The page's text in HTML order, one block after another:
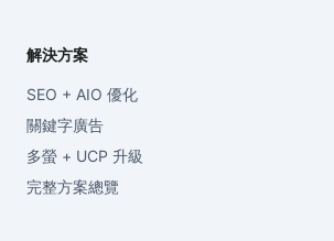
解決方案
SEO + AIO 優化
關鍵字廣告
多螢 + UCP 升級
完整方案總覽